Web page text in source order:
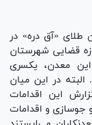
طلای «آق دره» در
قضایی شهرستان
این معدن، یکسری
البته در این میان
این اقدامات
جوسازی و اقدامات